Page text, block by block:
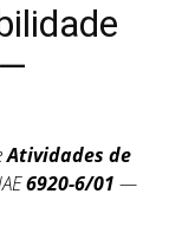
Atividades de
6920-6/01 —